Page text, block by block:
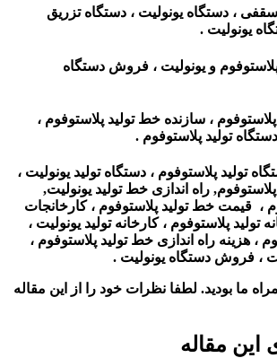
، دستگاه یونولیت ، دستگاه تزریق
یونولیت .
و یونولیت ، فروش دستگاه
، سازنده خط تولید پلاستوفوم ،
تولید پلاستوفوم .
تولید پلاستوفوم ، دستگاه تولید یونولیت ،
راه اندازی خط تولید یونولیت,
، قیمت خط تولید پلاستوفوم ، کارخانجات
تولید پلاستوفوم ، کارخانه تولید یونولیت ،
، هزینه راه اندازی خط تولید پلاستوفوم ،
، فروش دستگاه یونولیت .
ما بودید. لطفا نظرات خود را از این مقاله
این مقاله